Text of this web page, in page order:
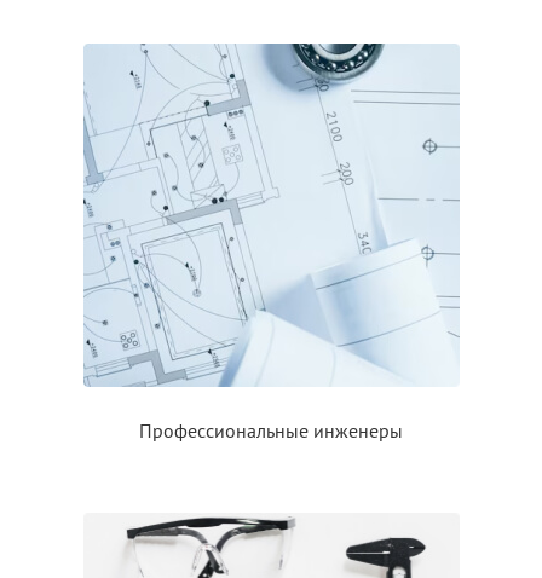
Профессиональные инженеры